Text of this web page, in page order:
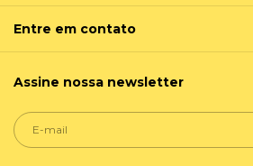
Entre em contato
Assine nossa newsletter